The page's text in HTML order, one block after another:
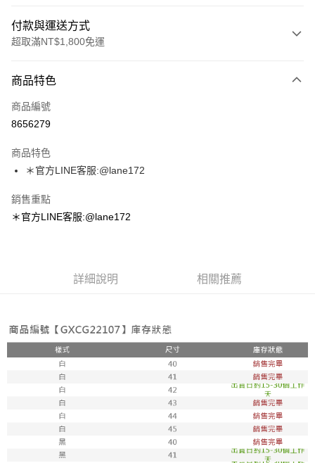
付款與運送方式
超取滿NT$1,800免運
信用卡一次付款
超商取貨付款
Apple Pay
街口支付
悠遊付
付款後全家取貨
每筆NT$100，滿NT$1,800(含以上)免運費
7-11取貨付款
每筆NT$100，滿NT$1,800(含以上)免運費
付款後711取貨
每筆NT$100，滿NT$1,800(含以上)免運費
商品特色
商品編號
8656279
商品特色
＊官方LINE客服:@lane172
銷售重點
＊官方LINE客服:@lane172
詳細說明 相關推薦